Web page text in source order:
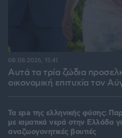
Αυτά τα τρία ζώδια
οικονομική επιτυχία τον
08.08.2026, 15:41
Τα spa της ελληνικής φύσης:
με ιαματικά νερά στην Ελλάδα
αναζωογονητικές βουτιές